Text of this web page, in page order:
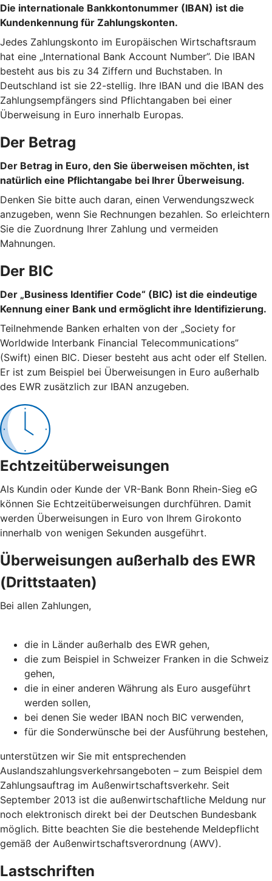
Die internationale Bankkontonummer (IBAN) ist die
Kundenkennung für Zahlungskonten.
Jedes Zahlungskonto im Europäischen Wirtschaftsraum
hat eine „International Bank Account Number”. Die IBAN
besteht aus bis zu 34 Ziffern und Buchstaben. In
Deutschland ist sie 22-stellig. Ihre IBAN und die IBAN des
Zahlungsempfängers sind Pflichtangaben bei einer
Überweisung in Euro innerhalb Europas.
Der Betrag
Der Betrag in Euro, den Sie überweisen möchten, ist
natürlich eine Pflichtangabe bei Ihrer Überweisung.
Denken Sie bitte auch daran, einen Verwendungszweck
anzugeben, wenn Sie Rechnungen bezahlen. So erleichtern
Sie die Zuordnung Ihrer Zahlung und vermeiden
Mahnungen.
Der BIC
Der „Business Identifier Code“ (BIC) ist die eindeutige
Kennung einer Bank und ermöglicht ihre Identifizierung.
Teilnehmende Banken erhalten von der „Society for
Worldwide Interbank Financial Telecommunications”
(Swift) einen BIC. Dieser besteht aus acht oder elf Stellen.
Er ist zum Beispiel bei Überweisungen in Euro außerhalb
des EWR zusätzlich zur IBAN anzugeben.
Echtzeitüberweisungen
Als Kundin oder Kunde der VR-Bank Bonn Rhein-Sieg eG
können Sie Echtzeitüberweisungen durchführen. Damit
werden Überweisungen in Euro von Ihrem Girokonto
innerhalb von wenigen Sekunden ausgeführt.
Überweisungen außerhalb des EWR
(Drittstaaten)
Bei allen Zahlungen,
die in Länder außerhalb des EWR gehen,
die zum Beispiel in Schweizer Franken in die Schweiz
gehen,
die in einer anderen Währung als Euro ausgeführt
werden sollen,
bei denen Sie weder IBAN noch BIC verwenden,
für die Sonderwünsche bei der Ausführung bestehen,
unterstützen wir Sie mit entsprechenden
Auslandszahlungsverkehrsangeboten – zum Beispiel dem
Zahlungsauftrag im Außenwirtschaftsverkehr. Seit
September 2013 ist die außenwirtschaftliche Meldung nur
noch elektronisch direkt bei der Deutschen Bundesbank
möglich. Bitte beachten Sie die bestehende Meldepflicht
gemäß der Außenwirtschaftsverordnung (AWV).
Lastschriften